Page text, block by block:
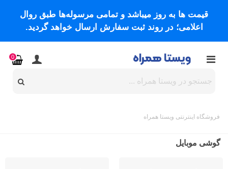
قیمت ها به روز میباشد و تمامی مرسوله‌ها طبق روال
اعلامی؛ در روند ثبت سفارش ارسال خواهد گردید.
0
فروشگاه اینترنتی ویستا همراه
گوشی موبایل